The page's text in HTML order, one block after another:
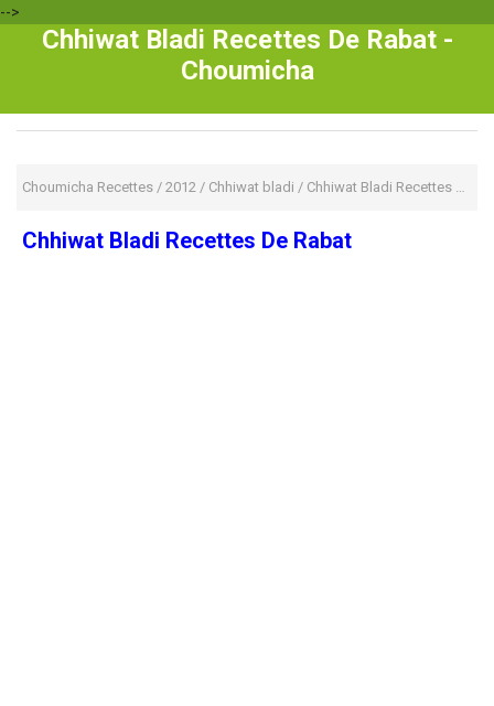
-->
Chhiwat Bladi Recettes De Rabat -
Choumicha
Choumicha Recettes / 2012 / Chhiwat bladi / Chhiwat Bladi Recettes De Rabat
Chhiwat Bladi Recettes De Rabat